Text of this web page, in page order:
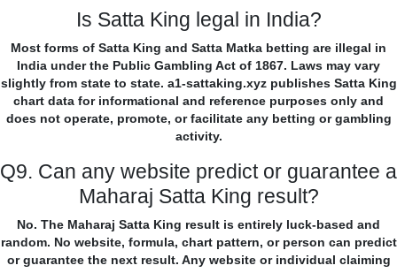
Is Satta King legal in India?
Most forms of Satta King and Satta Matka betting are illegal in
India under the Public Gambling Act of 1867. Laws may vary
slightly from state to state. a1-sattaking.xyz publishes Satta King
chart data for informational and reference purposes only and
does not operate, promote, or facilitate any betting or gambling
activity.
Q9. Can any website predict or guarantee a
Maharaj Satta King result?
No. The Maharaj Satta King result is entirely luck-based and
random. No website, formula, chart pattern, or person can predict
or guarantee the next result. Any website or individual claiming